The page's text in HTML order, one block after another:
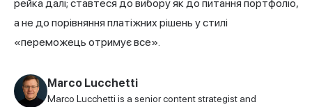
рейка далі; ставтеся до вибору як до питання портфоліо,
а не до порівняння платіжних рішень у стилі
«переможець отримує все».
Marco Lucchetti
Marco Lucchetti is a senior content strategist and